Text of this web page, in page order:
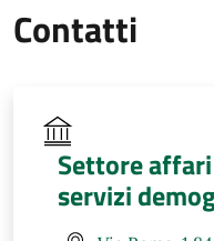
Contatti
Settore
servizi